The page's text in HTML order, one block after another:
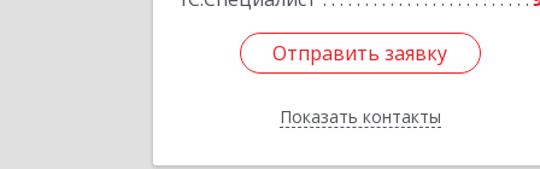
Отправить заявку
Показать контакты
Отправить заявку
Назад